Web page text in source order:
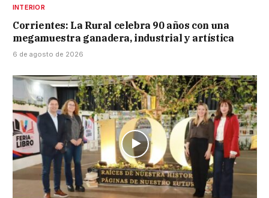
INTERIOR
Corrientes: La Rural celebra 90 años con una
megamuestra ganadera, industrial y artística
6 de agosto de 2026